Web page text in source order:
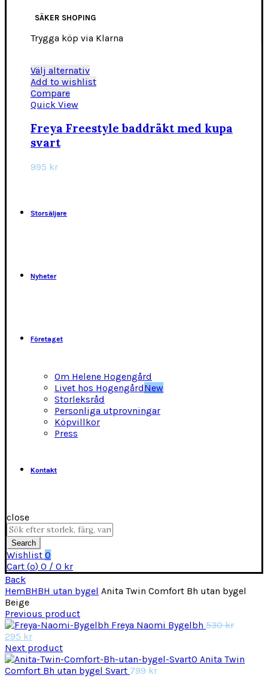
SÄKER SHOPING
Trygga köp via Klarna
Välj alternativDen
här
varianter.
Add to wishlist
Compare
Quick View
Freya Freestyle baddräkt med kupa
svart
995 kr
Storsäljare
Nyheter
Företaget
Om Helene Hogengård
Livet hos HogengårdNew
Storleksråd
Personliga utprovningar
Köpvillkor
Press
Kontakt
close
Search
for:
Search
Wishlist 0
Cart (o) 0 / 0 kr
Back
HemBHBH utan bygel Anita Twin Comfort Bh utan bygel
Beige
Previous product
Freya Naomi Bygelbh 530krDet
var:
295 krDet
nuvarande
priset
är:
Next product
Anita Twin
Comfort Bh utan bygel Svart 799 kr